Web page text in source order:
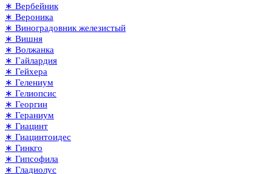
∗ Вербейник
∗ Вероника
∗ Виноградовник железистый
∗ Вишня
∗ Волжанка
∗ Гайлардия
∗ Гейхера
∗ Гелениум
∗ Гелиопсис
∗ Георгин
∗ Гераниум
∗ Гиацинт
∗ Гиацинтоидес
∗ Гинкго
∗ Гипсофила
∗ Гладиолус